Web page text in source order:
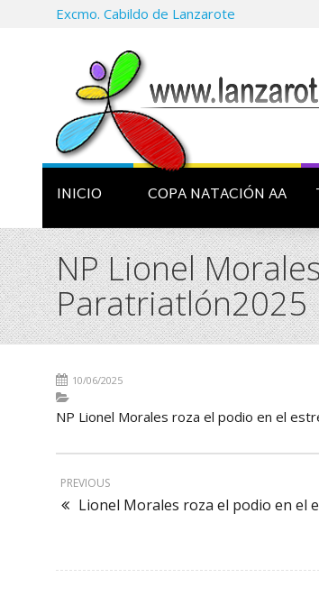
Excmo. Cabildo de Lanzarote
INICIO COPA NATACIÓN AA
NP Lionel
Paratriatlón2025
10/06/2025
NP Lionel Morales roza el podio en el
PREVIOUS
Lionel Morales roza el podio en el